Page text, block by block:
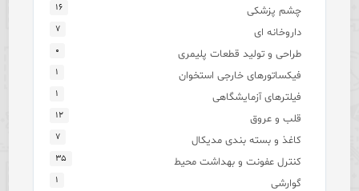
چشم پزشکی ۱۶
داروخانه ای ۷
طراحی و تولید قطعات پلیمری ۰
فیکساتورهای خارجی استخوان ۱
فیلترهای آزمایشگاهی ۱
قلب و عروق ۱۲
کاغذ و بسته بندی مدیکال ۷
کنترل عفونت و بهداشت محیط ۳۵
گوارشی ۱